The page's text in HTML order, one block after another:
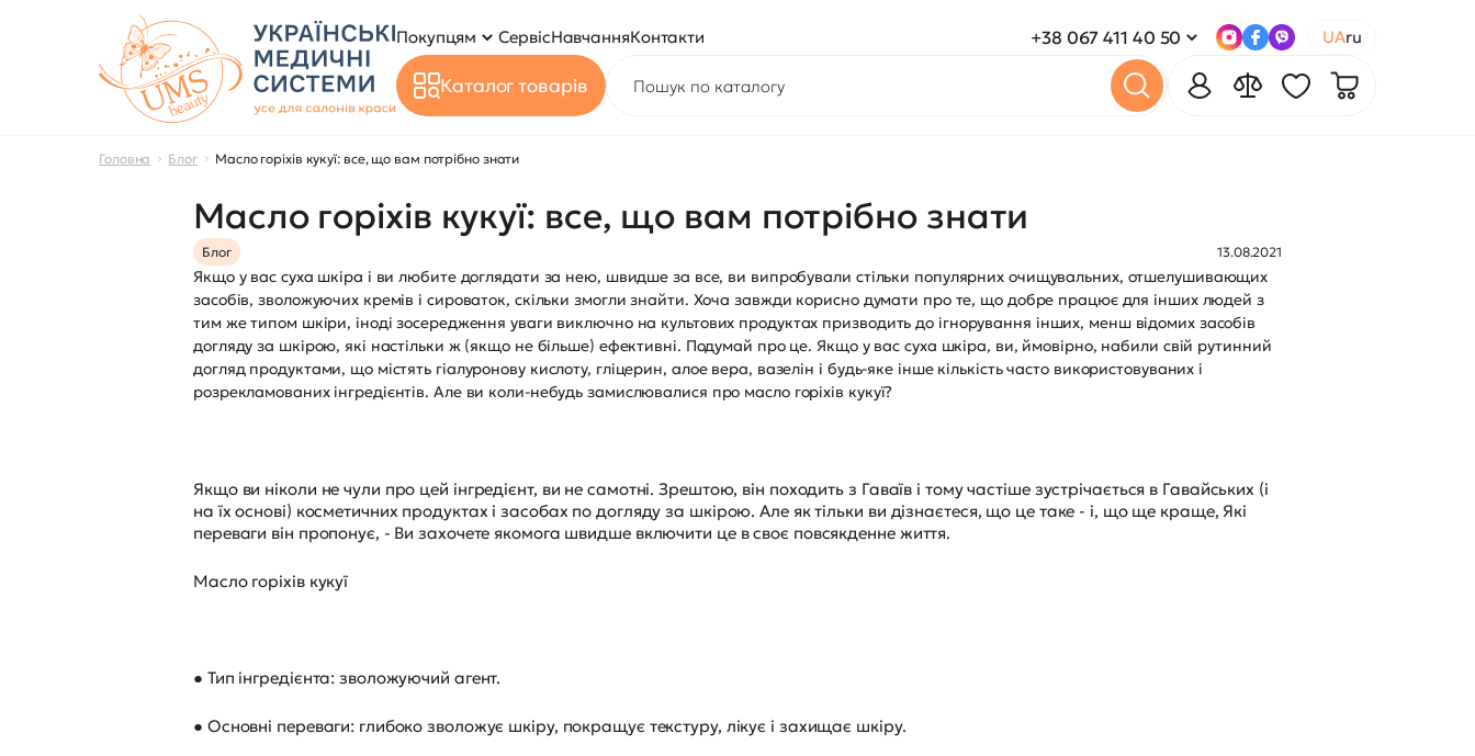
Покупцям СервісНавчанняКонтакти +38 067 411 40 50 UAru
Каталог товарів
Головна Блог Масло горіхів кукуї: все, що вам потрібно знати
Масло горіхів кукуї: все, що вам потрібно знати
Блог 13.08.2021
Якщо у вас суха шкіра і ви любите доглядати за нею, швидше за все, ви випробували стільки популярних очищувальних, отшелушивающих
засобів, зволожуючих кремів і сироваток, скільки змогли знайти. Хоча завжди корисно думати про те, що добре працює для інших людей з
тим же типом шкіри, іноді зосередження уваги виключно на культових продуктах призводить до ігнорування інших, менш відомих засобів
догляду за шкірою, які настільки ж (якщо не більше) ефективні. Подумай про це. Якщо у вас суха шкіра, ви, ймовірно, набили свій рутинний
догляд продуктами, що містять гіалуронову кислоту, гліцерин, алое вера, вазелін і будь-яке інше кількість часто використовуваних і
розрекламованих інгредієнтів. Але ви коли-небудь замислювалися про масло горіхів кукуї?
Якщо ви ніколи не чули про цей інгредієнт, ви не самотні. Зрештою, він походить з Гаваїв і тому частіше зустрічається в Гавайських (і
на їх основі) косметичних продуктах і засобах по догляду за шкірою. Але як тільки ви дізнаєтеся, що це таке - і, що ще краще, Які
переваги він пропонує, - Ви захочете якомога швидше включити це в своє повсякденне життя.
Масло горіхів кукуї
● Тип інгредієнта: зволожуючий агент.
● Основні переваги: глибоко зволожує шкіру, покращує текстуру, лікує і захищає шкіру.